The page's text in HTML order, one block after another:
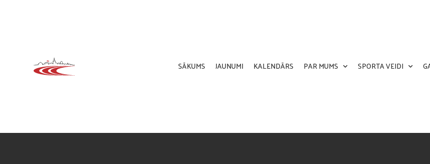
SĀKUMS JAUNUMI KALENDĀRS PAR MUMS SPORTA VEIDI